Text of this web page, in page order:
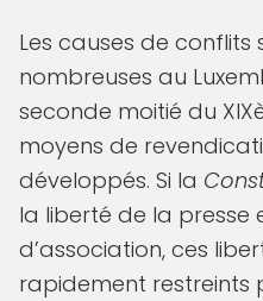
Les causes de conflits
nombreuses au
seconde moitié du
moyens de
développés. Si la
la liberté de la presse
d’association, ces
rapidement restreints